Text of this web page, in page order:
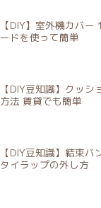
【DIY】室外機カバ
ードを使って簡単
【DIY豆知識】クッ
方法 賃貸でも簡単
【DIY豆知識】結束
タイラップの外し方